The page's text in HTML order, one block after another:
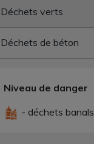
Déchets verts
Déchets de béton
Niveau de danger
- déchets banals